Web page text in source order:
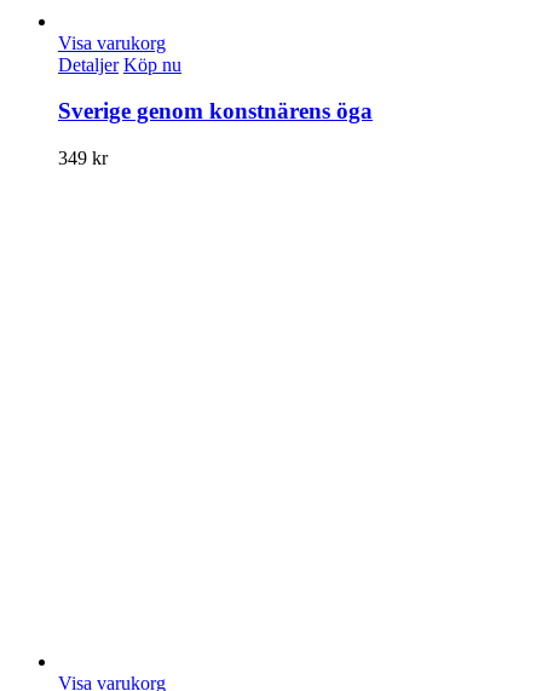
Visa varukorg
Detaljer Köp nu
Sverige genom konstnärens öga
349 kr
Visa varukorg